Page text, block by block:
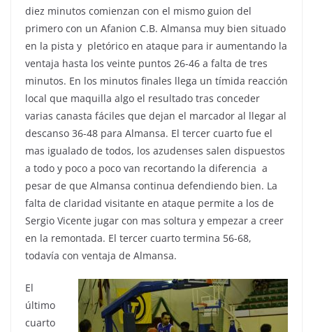
diez minutos comienzan con el mismo guion del
primero con un Afanion C.B. Almansa muy bien situado
en la pista y pletórico en ataque para ir aumentando la
ventaja hasta los veinte puntos 26-46 a falta de tres
minutos. En los minutos finales llega un tímida reacción
local que maquilla algo el resultado tras conceder
varias canasta fáciles que dejan el marcador al llegar al
descanso 36-48 para Almansa. El tercer cuarto fue el
mas igualado de todos, los azudenses salen dispuestos
a todo y poco a poco van recortando la diferencia a
pesar de que Almansa continua defendiendo bien. La
falta de claridad visitante en ataque permite a los de
Sergio Vicente jugar con mas soltura y empezar a creer
en la remontada. El tercer cuarto termina 56-68,
todavía con ventaja de Almansa.
El
último
cuarto